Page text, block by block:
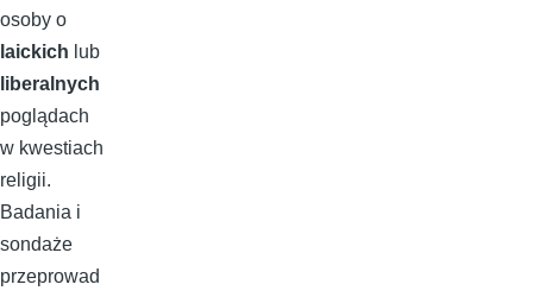
osoby o
laickich lub
liberalnych
poglądach
w kwestiach
religii.
Badania i
sondaże
przeprowad